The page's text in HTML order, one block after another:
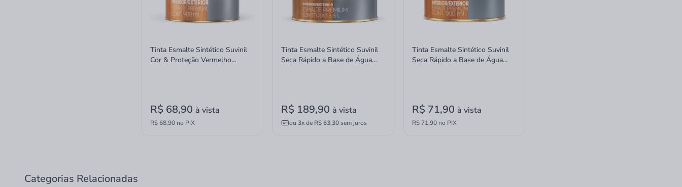
Tinta Esmalte Sintético Suvinil
Cor & Proteção Vermelho
R$ 68,90 à vista
R$ 68,90 no PIX
Tinta Esmalte Sintético Suvinil
Seca Rápido a Base de Água
R$ 189,90 à vista
ou 3xde R$ 63,30sem juros
Tinta Esmalte Sintético Suvinil
Seca Rápido a Base de Água
R$ 71,90 à vista
R$ 71,90 no PIX
Categorias Relacionadas